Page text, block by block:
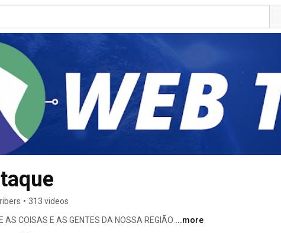
• 313 videos
AS COISAS E AS GENTES DA NOSSA REGIÃO ...more